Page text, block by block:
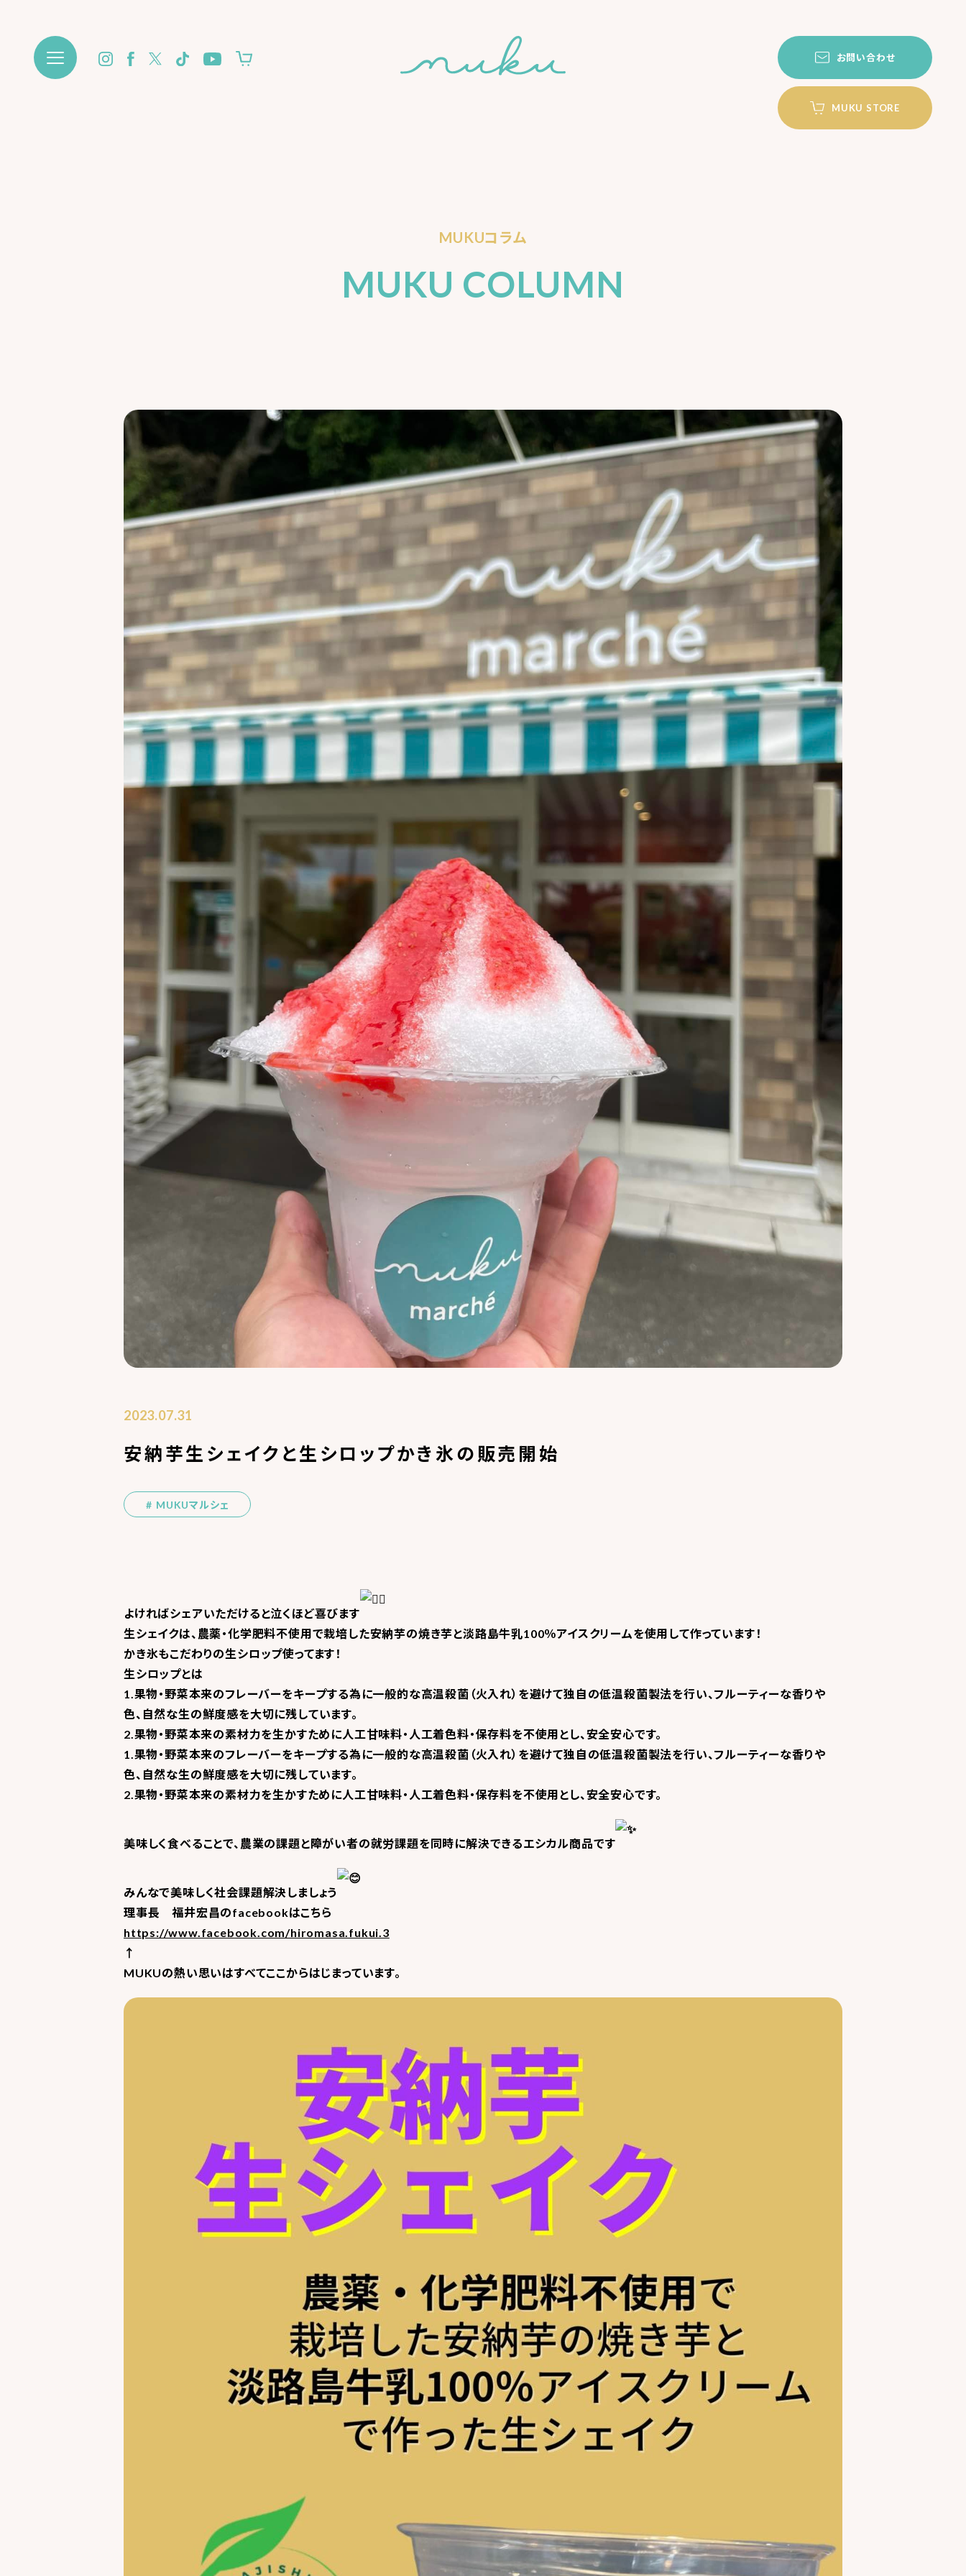
お問い合わせ
MUKU STORE
MUKUコラム
MUKU COLUMN
2023.07.31
安納芋生シェイクと生シロップかき氷の販売開始
MUKUマルシェ
よければシェアいただけると泣くほど喜びます
生シェイクは、農薬・化学肥料不使用で栽培した安納芋の焼き芋と淡路島牛乳100％アイスクリームを使用して作っています！
かき氷もこだわりの生シロップ使ってます！
生シロップとは
1.果物・野菜本来のフレーバーをキープする為に一般的な高温殺菌（火入れ）を避けて独自の低温殺菌製法を行い、フルーティーな香りや
色、自然な生の鮮度感を大切に残しています。
2.果物・野菜本来の素材力を生かすために人工甘味料・人工着色料・保存料を不使用とし、安全安心です。
1.果物・野菜本来のフレーバーをキープする為に一般的な高温殺菌（火入れ）を避けて独自の低温殺菌製法を行い、フルーティーな香りや
色、自然な生の鮮度感を大切に残しています。
2.果物・野菜本来の素材力を生かすために人工甘味料・人工着色料・保存料を不使用とし、安全安心です。
美味しく食べることで、農業の課題と障がい者の就労課題を同時に解決できるエシカル商品です
みんなで美味しく社会課題解決しましょう
理事長 福井宏昌のfacebookはこちら
https://www.facebook.com/hiromasa.fukui.3
↑
MUKUの熱い思いはすべてここからはじまっています。